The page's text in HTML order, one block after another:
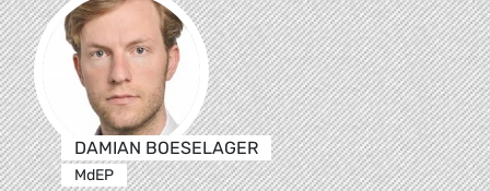
DAMIAN BOESELAGER
MdEP